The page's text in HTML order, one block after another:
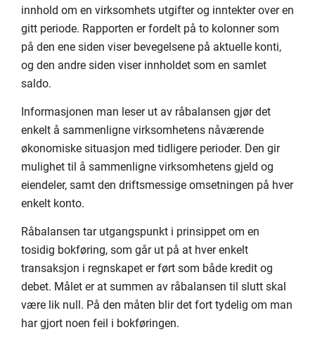
innhold om en virksomhets utgifter og inntekter over en
gitt periode. Rapporten er fordelt på to kolonner som
på den ene siden viser bevegelsene på aktuelle konti,
og den andre siden viser innholdet som en samlet
saldo.
Informasjonen man leser ut av råbalansen gjør det
enkelt å sammenligne virksomhetens nåværende
økonomiske situasjon med tidligere perioder. Den gir
mulighet til å sammenligne virksomhetens gjeld og
eiendeler, samt den driftsmessige omsetningen på hver
enkelt konto.
Råbalansen tar utgangspunkt i prinsippet om en
tosidig bokføring, som går ut på at hver enkelt
transaksjon i regnskapet er ført som både kredit og
debet. Målet er at summen av råbalansen til slutt skal
være lik null. På den måten blir det fort tydelig om man
har gjort noen feil i bokføringen.